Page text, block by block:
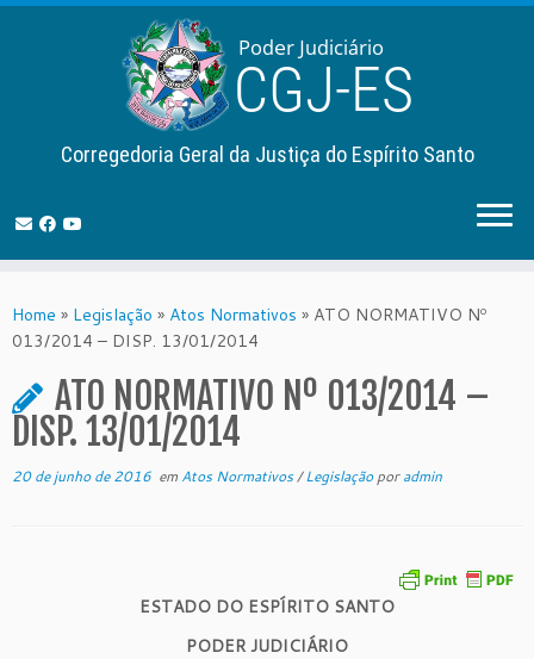
to
content
Corregedoria Geral da Justiça do Espírito Santo
Home » Legislação » Atos Normativos » ATO NORMATIVO Nº
013/2014 – DISP. 13/01/2014
ATO NORMATIVO Nº 013/2014 –
DISP. 13/01/2014
20 de junho de 2016 em Atos Normativos/Legislaçãoporadmin
ESTADO DO ESPÍRITO SANTO
PODER JUDICIÁRIO